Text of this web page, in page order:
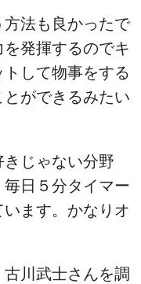
法も良かったで
発揮するのでキ
して物事をする
ができるみたい
じゃない分野
毎日５分タイマー
ます。かなりオ
川武士さんを調